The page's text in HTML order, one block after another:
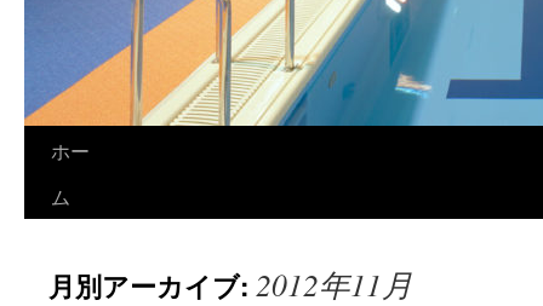
コホー
ム
月別アーカイブ: 2012年11月